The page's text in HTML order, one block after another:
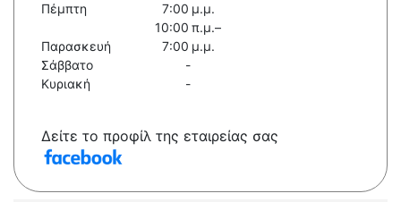
Πέμπτη
7:00 μ.μ.
Παρασκευή
10:00 π.μ.–
7:00 μ.μ.
Σάββατο
-
Κυριακή
-
Δείτε το προφίλ της εταιρείας σας